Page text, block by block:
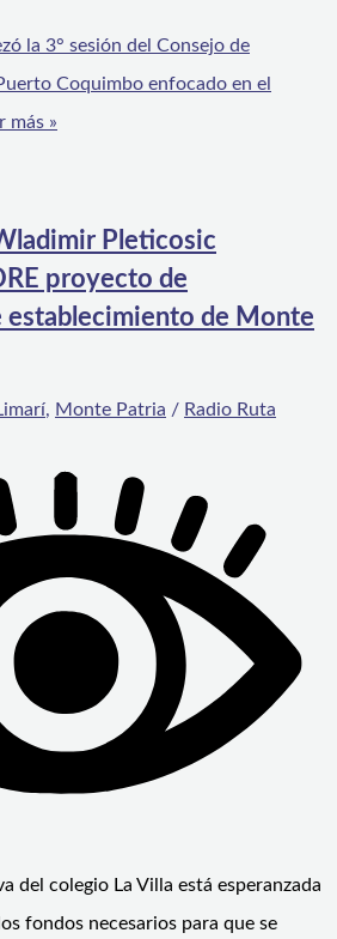
la 3° sesión del Consejo de
Coquimbo enfocado en el
más »
Pleticosic
proyecto de
establecimiento de Monte
, Monte Patria / Radio Ruta
del colegio La Villa está esperanzada
fondos necesarios para que se